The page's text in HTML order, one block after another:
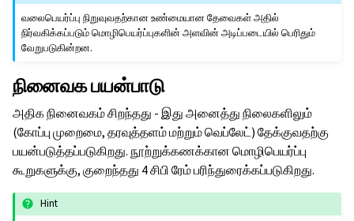
வலைபெயர்ப்பு நிறுவுவதற்கான உண்மையான தேவைகள் அதில்
நிர்வகிக்கப்படும் மொழிபெயர்ப்புகளின் அளவின் அடிப்படையில் பெரிதும்
வேறுபடுகின்றன.
நினைவக பயன்பாடு
அதிக நினைவகம் சிறந்தது - இது அனைத்து நிலைகளிலும்
(கோப்பு முறைமை, தரவுத்தளம் மற்றும் வெப்லேட்) தேக்குவதற்கு
பயன்படுத்தப்படுகிறது. நூற்றுக்கணக்கான மொழிபெயர்ப்பு
கூறுகளுக்கு, குறைந்தது 4 சிபி ரேம் பரிந்துரைக்கப்படுகிறது.
Hint